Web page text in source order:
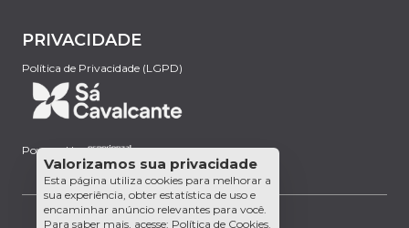
PRIVACIDADE
Política de Privacidade (LGPD)
Powered by:
Valorizamos sua privacidade
Esta página utiliza cookies para melhorar a
sua experiência, obter estatística de uso e
encaminhar anúncio relevantes para você.
Para saber mais, acesse: Política de Cookies.